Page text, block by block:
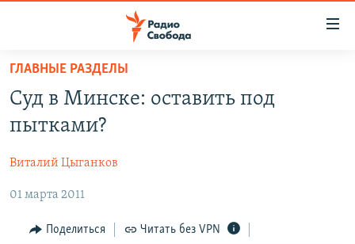
упрощенного
доступа
основному
Вернутся
главной
ПОДКАСТЫ
ЦИТАТЫ СВОБОДЫ
МНЕНИЯ
КУЛЬТУРА
ГЛАВНЫЕ РАЗДЕЛЫ
Суд в Минске: оставить под
пытками?
Виталий Цыганков
01 марта 2011
Поделиться Читать без VPN